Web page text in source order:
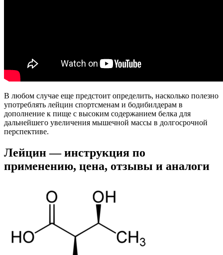
В любом случае еще предстоит определить, насколько полезно
употреблять лейцин спортсменам и бодибилдерам в
дополнение к пище с высоким содержанием белка для
дальнейшего увеличения мышечной массы в долгосрочной
перспективе.
Лейцин — инструкция по
применению, цена, отзывы и аналоги